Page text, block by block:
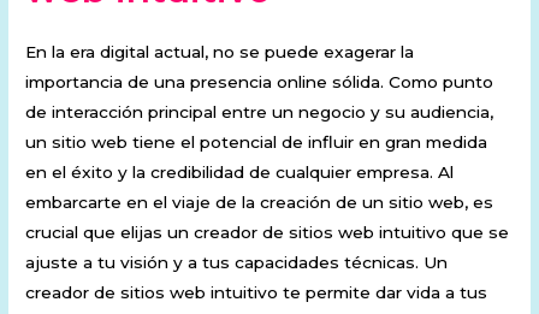
En la era digital actual, no se puede exagerar la
importancia de una presencia online sólida. Como punto
de interacción principal entre un negocio y su audiencia,
un sitio web tiene el potencial de influir en gran medida
en el éxito y la credibilidad de cualquier empresa. Al
embarcarte en el viaje de la creación de un sitio web, es
crucial que elijas un creador de sitios web intuitivo que se
ajuste a tu visión y a tus capacidades técnicas. Un
creador de sitios web intuitivo te permite dar vida a tus